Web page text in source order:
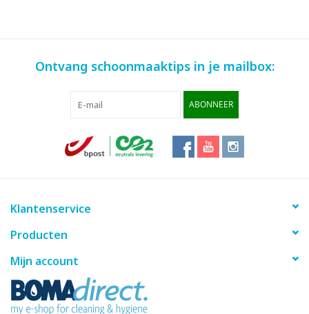
Ontvang schoonmaaktips in je mailbox:
ABONNEER
Klantenservice
Producten
Mijn account